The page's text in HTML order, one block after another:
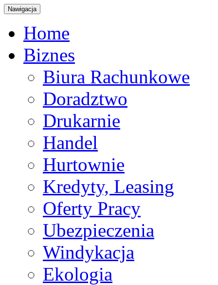
Nawigacja
Home
Biznes
Biura Rachunkowe
Doradztwo
Drukarnie
Handel
Hurtownie
Kredyty, Leasing
Oferty Pracy
Ubezpieczenia
Windykacja
Ekologia